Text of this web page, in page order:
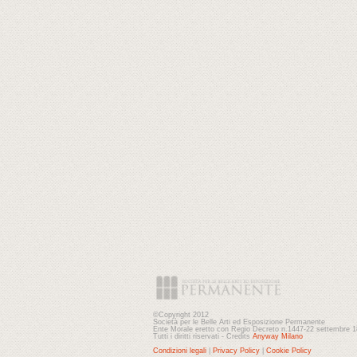
©Copyright 2012
Società per le Belle Arti ed Esposizione Permanente
Ente Morale eretto con Regio Decreto n.1447-22 settembre
Tutti i diritti riservati - Credits Anyway Milano
Condizioni legali
Privacy Policy Cookie Policy